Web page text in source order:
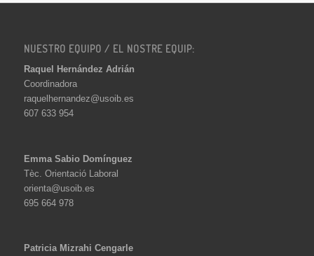
NUESTRO EQUIPO / EL NOSTRE EQUIP:
Raquel Hernández Adrián
Coordinadora
raquelhernandez@usoib.es
607 633 954
Emma Sabio Domínguez
Tèc. Orientació Laboral
orienta@usoib.es
695 664 978
Patricia Mizrahi Cengarle